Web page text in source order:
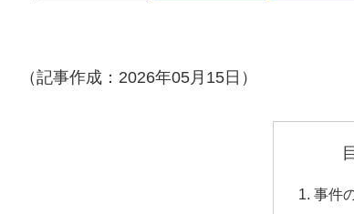
（記事作成：2026年05月15日）
事件